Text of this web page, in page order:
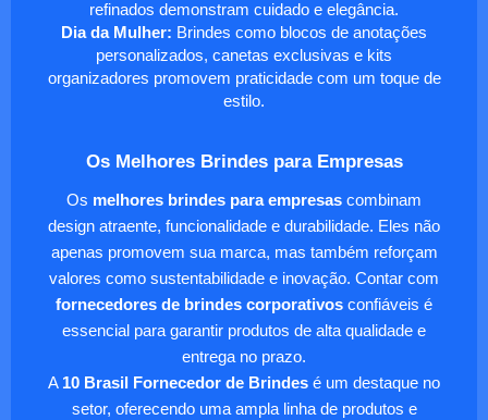
refinados demonstram cuidado e elegância.
Dia da Mulher: Brindes como blocos de anotações
personalizados, canetas exclusivas e kits
organizadores promovem praticidade com um toque de
estilo.
Os Melhores Brindes para Empresas
Os melhores brindes para empresas combinam
design atraente, funcionalidade e durabilidade. Eles não
apenas promovem sua marca, mas também reforçam
valores como sustentabilidade e inovação. Contar com
fornecedores de brindes corporativos confiáveis é
essencial para garantir produtos de alta qualidade e
entrega no prazo.
A 10 Brasil Fornecedor de Brindes é um destaque no
setor, oferecendo uma ampla linha de produtos e